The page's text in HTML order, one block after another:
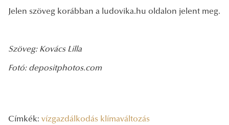
Jelen szöveg korábban a ludovika.hu oldalon jelent meg.
Szöveg: Kovács Lilla
Fotó: depositphotos.com
Címkék: vízgazdálkodás klímaváltozás